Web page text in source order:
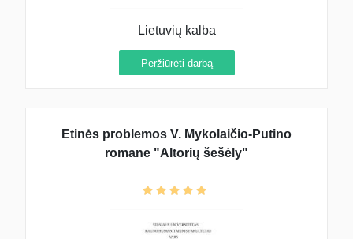
Lietuvių kalba
Peržiūrėti darbą
Etinės problemos V. Mykolaičio-Putino
romane "Altorių šešėly"